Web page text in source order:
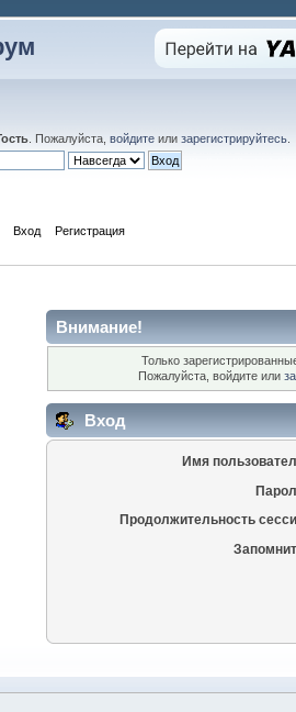
. Пожалуйста, войдите или зарегистрируйтесь
Вход Регистрация
Внимание!
Только
Пожалуйста, войдите или
Вход
Имя
Продолжительность